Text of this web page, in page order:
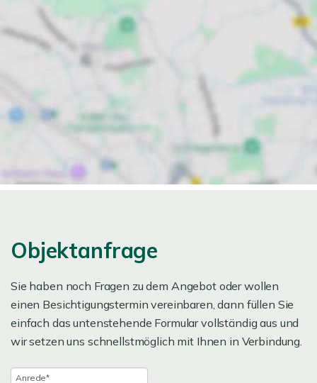
Objektanfrage
Sie haben noch Fragen zu dem Angebot oder wollen
einen Besichtigungstermin vereinbaren, dann füllen Sie
einfach das untenstehende Formular vollständig aus und
wir setzen uns schnellstmöglich mit Ihnen in Verbindung.